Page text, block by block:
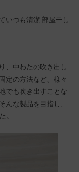
いつも清潔 部屋干し
、中わたの吹き出し
定の方法など、様々
でも吹き出すことな
んな製品を目指し、
。